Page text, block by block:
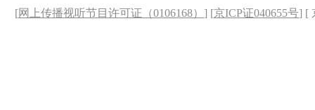
[网上传播视听节目许可证（0106168） ] [京ICP证040655号] [